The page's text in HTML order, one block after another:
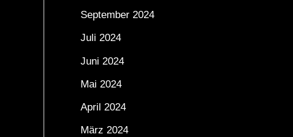
September 2024
Juli 2024
Juni 2024
Mai 2024
April 2024
März 2024